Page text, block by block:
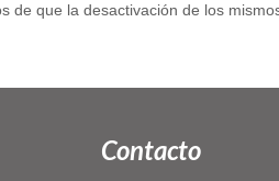
de que la desactivación de los
Contacto